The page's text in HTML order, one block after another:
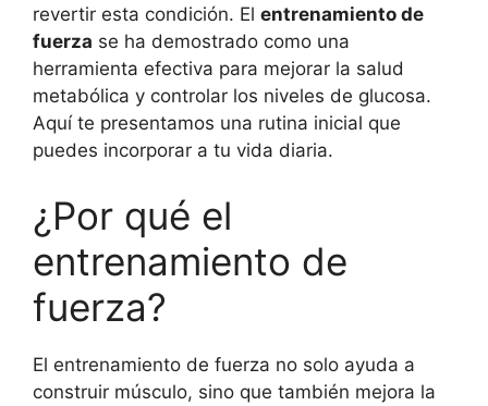
revertir esta condición. El entrenamiento de
fuerza se ha demostrado como una
herramienta efectiva para mejorar la salud
metabólica y controlar los niveles de glucosa.
Aquí te presentamos una rutina inicial que
puedes incorporar a tu vida diaria.
¿Por qué el
entrenamiento de
fuerza?
El entrenamiento de fuerza no solo ayuda a
construir músculo, sino que también mejora la